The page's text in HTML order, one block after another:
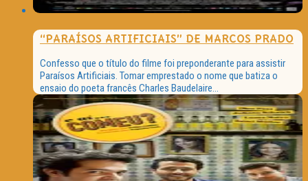
“PARAÍSOS ARTIFICIAIS” DE MARCOS PRADO
Confesso que o título do filme foi preponderante para assistir
Paraísos Artificiais. Tomar emprestado o nome que batiza o
ensaio do poeta francês Charles Baudelaire...